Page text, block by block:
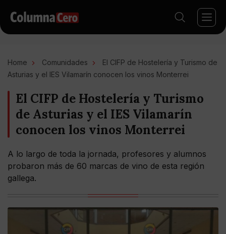
Home Comunidades
El CIFP de Hostelería y Turismo de
Asturias y el IES Vilamarín conocen los vinos Monterrei
El CIFP de Hostelería y Turismo
de Asturias y el IES Vilamarín
conocen los vinos Monterrei
A lo largo de toda la jornada, profesores y alumnos
probaron más de 60 marcas de vino de esta región
gallega.